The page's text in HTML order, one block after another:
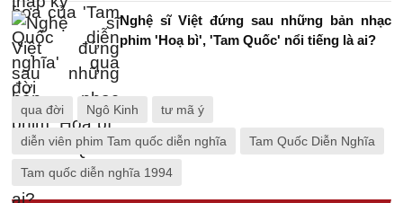
Nghệ sĩ Việt đứng sau những bản nhạc
phim 'Hoạ bì', 'Tam Quốc' nổi tiếng là ai?
qua đời Ngô Kinh tư mã ý
diễn viên phim Tam quốc diễn nghĩa Tam Quốc Diễn Nghĩa
Tam quốc diễn nghĩa 1994